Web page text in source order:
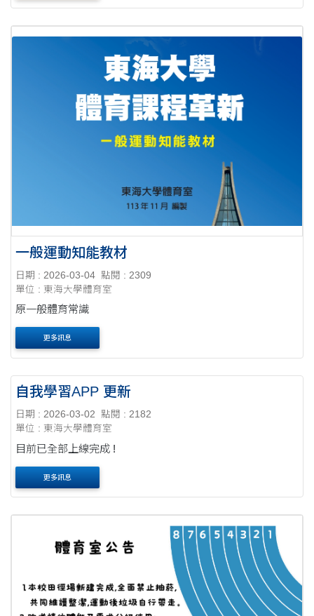
一般運動知能教材
日期 : 2026-03-04 點閱 : 2309
單位 : 東海大學體育室
原一般體育常識
更多訊息
自我學習APP 更新
日期 : 2026-03-02
點閱 : 2182
單位 : 東海大學體育室
目前已全部上線完成 !
更多訊息